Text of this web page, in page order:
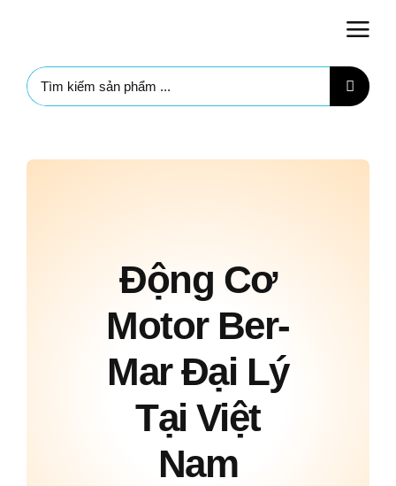
content
Search
for:
Động Cơ
Motor Ber-
Mar Đại Lý
Tại Việt
Nam